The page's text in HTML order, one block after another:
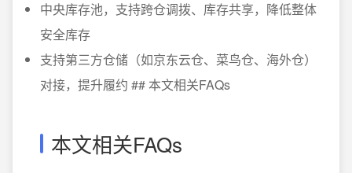
中央库存池，支持跨仓调拨、库存共享，降低整体
安全库存
支持第三方仓储（如京东云仓、菜鸟仓、海外仓）
对接，提升履约 ## 本文相关FAQs
本文相关FAQs